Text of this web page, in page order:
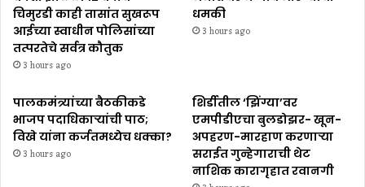
चिमुरडी काही तासांत सुखरूप
आईच्या स्वाधीन पोलिसांच्या
तत्परतेचे सर्वत्र कौतुक
3 hours ago
धमकी
3 hours ago
पालकमंत्र्यांच्या बैठकीकडे
भाजप पदाधिकाऱ्यांची पाठ;
विखे यांना कर्जतमध्येच धक्का?
3 hours ago
शिर्डीतील ‘झिंग्या’वर
एमपीडीएचा बुलडोझर- खून-
अपहरण-मारहाण करणाऱ्या
सराईत गुन्हेगाराची थेट
नाशिक कारागृहात रवानगी